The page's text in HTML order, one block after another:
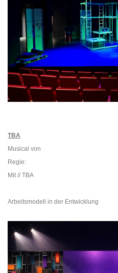
TBA
Musical von
Regie:
Mit // TBA
Arbeitsmodell in der Entwicklung